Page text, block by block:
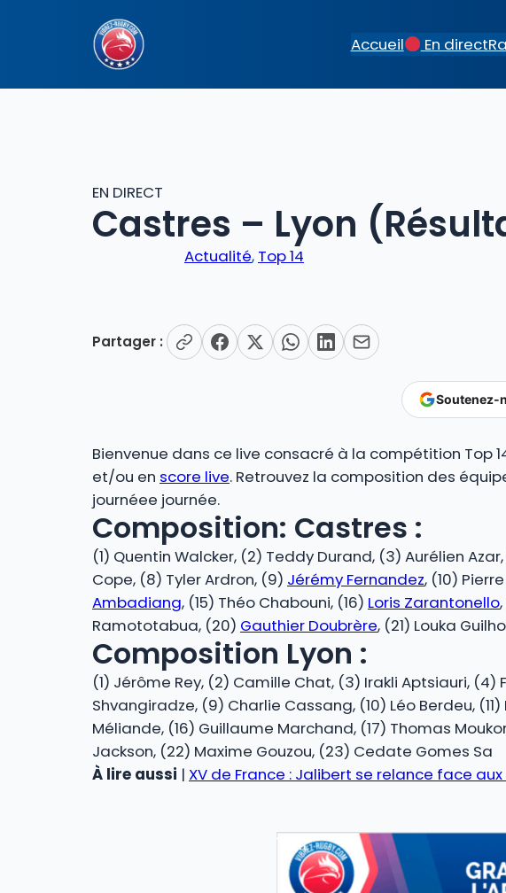
Accueil En direct
EN DIRECT
Castres – Lyon
Actualité, Top 14
Partager :
Soutenez-
Bienvenue dans ce live consacré à la compétition Top
et/ou en score live. Retrouvez la composition des
journéee journée.
Composition: Castres :
(1) Quentin Walcker, (2) Teddy Durand, (3) Aurélien
Cope, (8) Tyler Ardron, (9) Jérémy Fernandez, (10)
Ambadiang, (15) Théo Chabouni, (16) Loris Zarantonello
Ramototabua, (20) Gauthier Doubrère, (21) Louka
Composition Lyon :
(1) Jérôme Rey, (2) Camille Chat, (3) Irakli Aptsiauri, (4)
Shvangiradze, (9) Charlie Cassang, (10) Léo Berdeu,
Méliande, (16) Guillaume Marchand, (17) Thomas
Jackson, (22) Maxime Gouzou, (23) Cedate Gomes Sa
À lire aussi | XV de France : Jalibert se relance face aux